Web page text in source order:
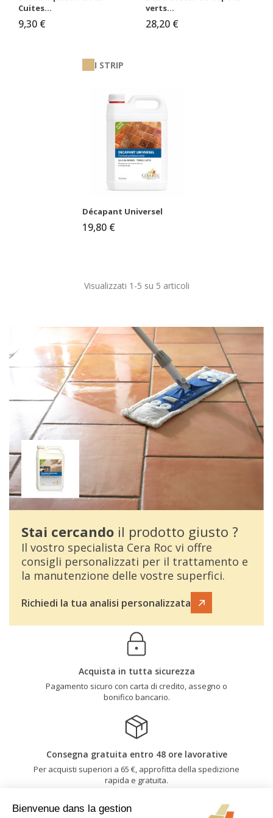
Cuites...
9,30 €
verts...
28,20 €
I STRIP
Décapant Universel
19,80 €
Visualizzati 1-5 su 5 articoli
Stai cercando il prodotto giusto ?
Il vostro specialista Cera Roc vi offre
consigli personalizzati per il trattamento e
la manutenzione delle vostre superfici.
Richiedi la tua analisi personalizzata
Acquista in tutta sicurezza
Pagamento sicuro con carta di credito, assegno o
bonifico bancario.
Consegna gratuita entro 48 ore lavorative
Per acquisti superiori a 65 €, approfitta della spedizione
rapida e gratuita.